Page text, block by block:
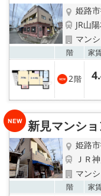
会社概要
メールでお問い合わ
姫路
JR山
マン
階 家
2階
新見マンシ
姫路
ＪＲ
マン
階 家